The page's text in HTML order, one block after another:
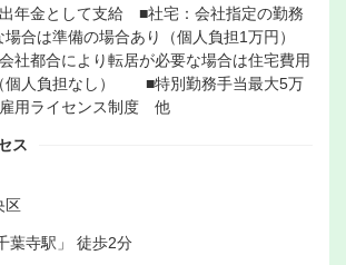
年金として支給 ■社宅：会社指定の勤務
場合は準備の場合あり（個人負担1万円）
社都合により転居が必要な場合は住宅費用
個人負担なし） ■特別勤務手当最大5万
用ライセンス制度 他
ス
区
葉寺駅」 徒歩2分